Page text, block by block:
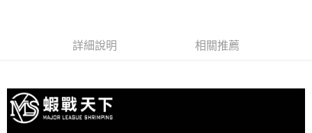
詳細說明 相關推薦